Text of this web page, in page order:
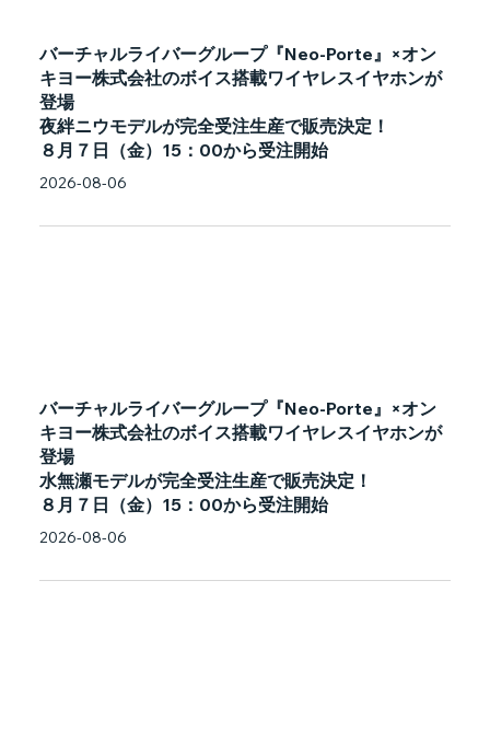
バーチャルライバーグループ『Neo-Porte』×オン
キヨー株式会社のボイス搭載ワイヤレスイヤホンが
登場
夜絆ニウモデルが完全受注生産で販売決定！
８月７日（金）15：00から受注開始
2026-08-06
バーチャルライバーグループ『Neo-Porte』×オン
キヨー株式会社のボイス搭載ワイヤレスイヤホンが
登場
水無瀬モデルが完全受注生産で販売決定！
８月７日（金）15：00から受注開始
2026-08-06